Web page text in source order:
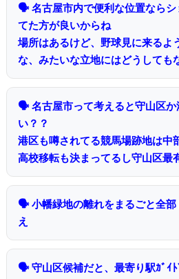
🗣 名古屋市内で便利な位置ならシ
てた方が良いからね
場所はあるけど、野球見に来るよ
な、みたいな立地にはどうしても
🗣 名古屋市って考えると守山区か
い？？
港区も噂されてる競馬場跡地は中
高校移転も決まってるし守山区最
🗣 小幡緑地の離れをまるごと全部
え
🗣 守山区候補だと、最寄り駅ｶﾞｲ